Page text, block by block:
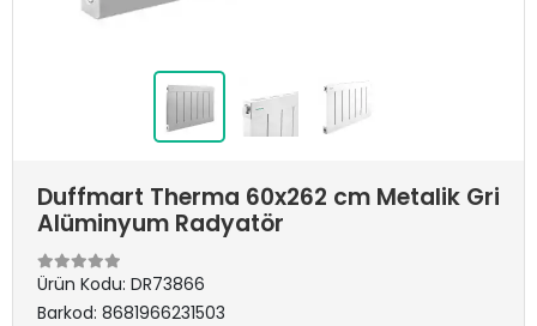
Duffmart Therma 60x262 cm Metalik Gri
Alüminyum Radyatör
Ürün Kodu: DR73866
Barkod: 8681966231503